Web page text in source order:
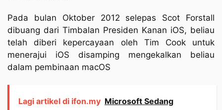
Pada bulan Oktober 2012 selepas Scot Forstall
dibuang dari Timbalan Presiden Kanan iOS, beliau
telah diberi kepercayaan oleh Tim Cook untuk
menerajui iOS disamping mengekalkan beliau
dalam pembinaan macOS
Lagi artikel di ifon.my Microsoft Sedang